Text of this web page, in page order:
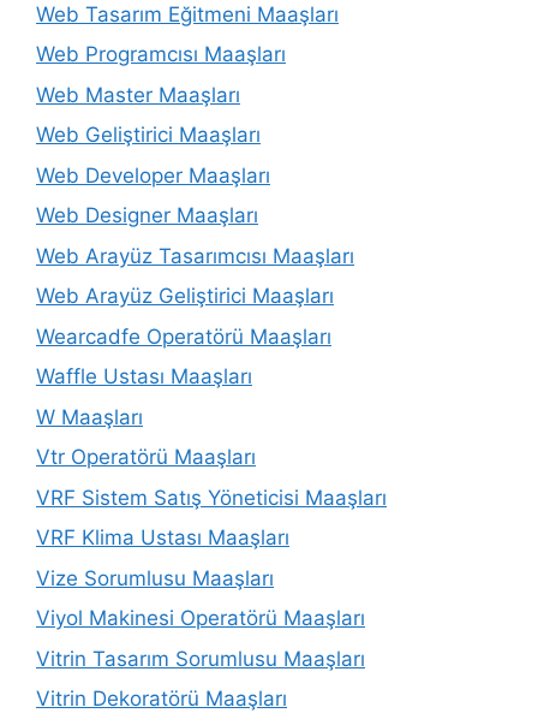
Web Tasarım Eğitmeni Maaşları
Web Programcısı Maaşları
Web Master Maaşları
Web Geliştirici Maaşları
Web Developer Maaşları
Web Designer Maaşları
Web Arayüz Tasarımcısı Maaşları
Web Arayüz Geliştirici Maaşları
Wearcadfe Operatörü Maaşları
Waffle Ustası Maaşları
W Maaşları
Vtr Operatörü Maaşları
VRF Sistem Satış Yöneticisi Maaşları
VRF Klima Ustası Maaşları
Vize Sorumlusu Maaşları
Viyol Makinesi Operatörü Maaşları
Vitrin Tasarım Sorumlusu Maaşları
Vitrin Dekoratörü Maaşları